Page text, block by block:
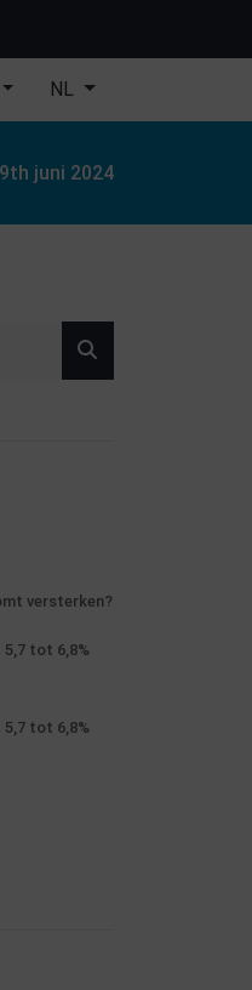
NL
juni 2024
versterken?
tot 6,8%
tot 6,8%